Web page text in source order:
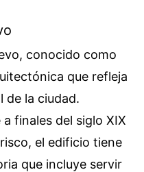
conocido como
que refleja
de la ciudad.
finales del siglo XIX
el edificio tiene
que incluye servir